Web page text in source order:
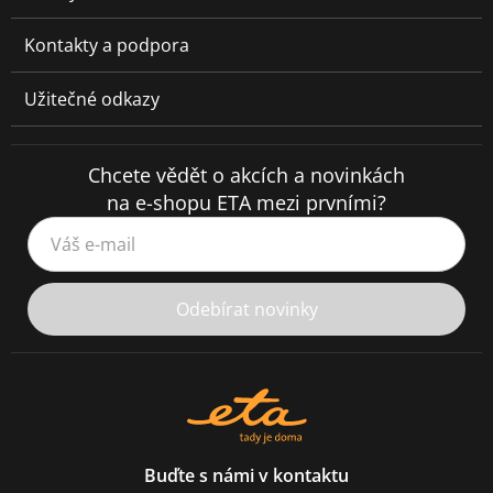
Kontakty a podpora
Užitečné odkazy
Chcete vědět o akcích a novinkách
na e-shopu ETA mezi prvními?
Váš e-mail
Odebírat novinky
Buďte s námi v kontaktu